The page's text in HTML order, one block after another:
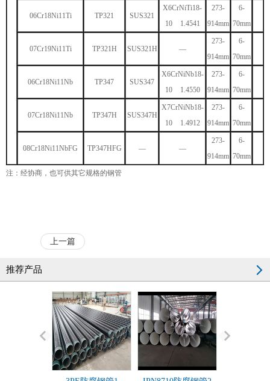
06Cr18Ni11Ti TP321 SUS321
X6CrNiTi18-
10 1.4541
273-
914mm
6-
70mm
07Cr19Ni11Ti TP321H SUS321H —
273-
914mm
6-
70mm
06Cr18Ni11Nb TP347 SUS347
X6CrNiNb18-
10 1.4550
273-
914mm
6-
70mm
07Cr18Ni11Nb TP347H SUS347H
X7CrNiNb18-
10 1.4912
273-
914mm
6-
70mm
08Cr18Ni11NbFG TP347HFG — —
273-
914mm
6-
70mm
注：经协商，也可供其它规格的钢管
上一篇
推荐产品